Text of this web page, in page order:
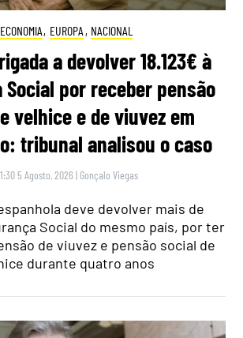
ECONOMIA, EUROPA , NACIONAL
a devolver 18.123€ à
Social por receber pensão
velhice e de viuvez em
tribunal analisou o caso
5 Agosto, 2026 | Gonçalo Viegas
deve devolver mais de
Social do mesmo país, por ter
de viuvez e pensão social de
durante quatro anos